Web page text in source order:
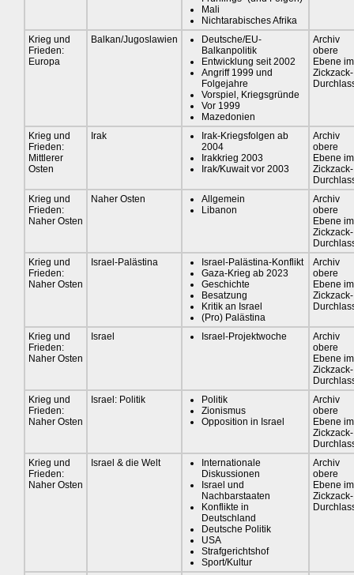
Mali
Nichtarabisches Afrika
Krieg und
Frieden:
Europa
Balkan/Jugoslawien
Deutsche/EU-
Balkanpolitik
Entwicklung seit 2002
Angriff 1999 und
Folgejahre
Vorspiel, Kriegsgründe
Vor 1999
Mazedonien
Archiv
obere
Ebene im
Zickzack-
Krieg und
Frieden:
Mittlerer
Osten
Irak
Irak-Kriegsfolgen ab
2004
Irakkrieg 2003
Irak/Kuwait vor 2003
Archiv
obere
Ebene im
Zickzack-
Krieg und
Frieden:
Naher Osten
Naher Osten
Allgemein
Libanon
Archiv
obere
Ebene im
Zickzack-
Krieg und
Frieden:
Naher Osten
Israel-Palästina
Israel-Palästina-Konflikt
Gaza-Krieg ab 2023
Geschichte
Besatzung
Kritik an Israel
(Pro) Palästina
Archiv
obere
Ebene im
Zickzack-
Krieg und
Frieden:
Naher Osten
Israel Israel-Projektwoche
Archiv
obere
Ebene im
Zickzack-
Krieg und
Frieden:
Naher Osten
Israel: Politik
Politik
Zionismus
Opposition in Israel
Archiv
obere
Ebene im
Zickzack-
Krieg und
Frieden:
Naher Osten
Israel & die Welt
Internationale
Diskussionen
Israel und
Nachbarstaaten
Konflikte in
Deutschland
Deutsche Politik
USA
Strafgerichtshof
Sport/Kultur
Archiv
obere
Ebene im
Zickzack-